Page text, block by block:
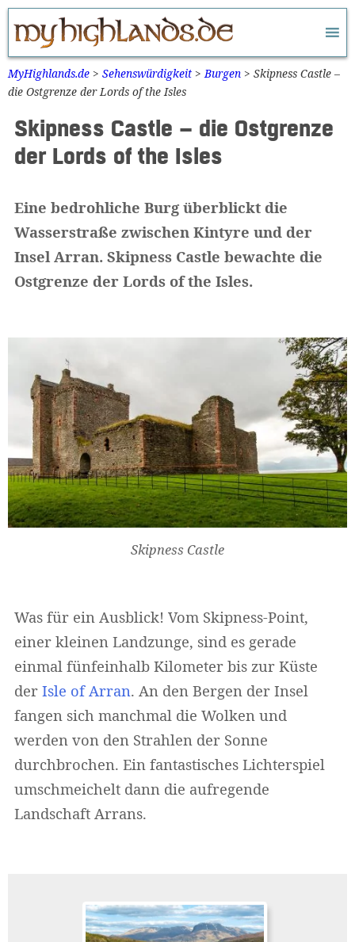
Zum
Inhalt
springen
MyHighlands.de > Sehenswürdigkeit >Burgen > Skipness Castle –
die Ostgrenze der Lords of the Isles
Skipness Castle – die Ostgrenze
der Lords of the Isles
Eine bedrohliche Burg überblickt die
Wasserstraße zwischen Kintyre und der
Insel Arran. Skipness Castle bewachte die
Ostgrenze der Lords of the Isles.
Skipness Castle
Was für ein Ausblick! Vom Skipness-Point,
einer kleinen Landzunge, sind es gerade
einmal fünfeinhalb Kilometer bis zur Küste
der Isle of Arran. An den Bergen der Insel
fangen sich manchmal die Wolken und
werden von den Strahlen der Sonne
durchbrochen. Ein fantastisches Lichterspiel
umschmeichelt dann die aufregende
Landschaft Arrans.